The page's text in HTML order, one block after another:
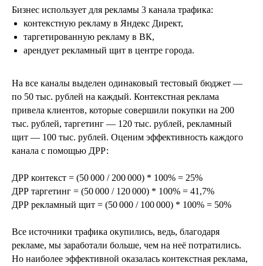
Бизнес использует для рекламы 3 канала трафика:
контекстную рекламу в Яндекс Директ,
таргетированную рекламу в ВК,
арендует рекламный щит в центре города.
На все каналы выделен одинаковый тестовый бюджет —
по 50 тыс. рублей на каждый. Контекстная реклама
привела клиентов, которые совершили покупки на 200
тыс. рублей, таргетинг — 120 тыс. рублей, рекламный
щит — 100 тыс. рублей. Оценим эффективность каждого
канала с помощью ДРР:
ДРР контекст = (50 000 / 200 000) * 100% = 25%
ДРР таргетинг = (50 000 / 120 000) * 100% = 41,7%
ДРР рекламный щит = (50 000 / 100 000) * 100% = 50%
Все источники трафика окупились, ведь, благодаря
рекламе, мы заработали больше, чем на неё потратились.
Но наиболее эффективной оказалась контекстная реклама,